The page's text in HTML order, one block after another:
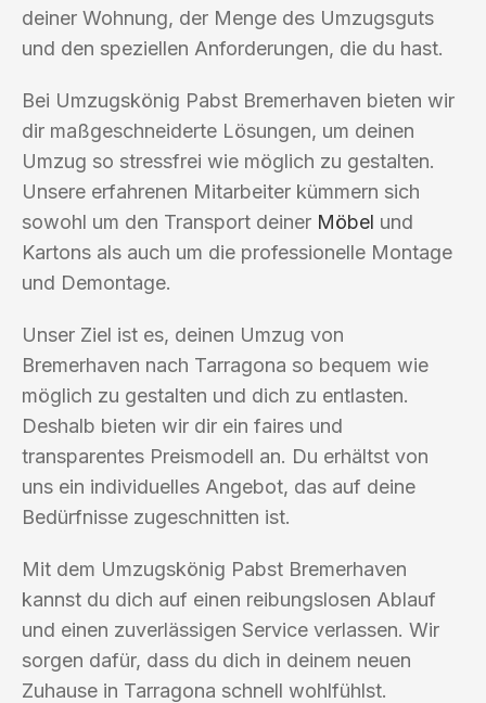
deiner Wohnung, der Menge des Umzugsguts
und den speziellen Anforderungen, die du hast.
Bei Umzugskönig Pabst Bremerhaven bieten wir
dir maßgeschneiderte Lösungen, um deinen
Umzug so stressfrei wie möglich zu gestalten.
Unsere erfahrenen Mitarbeiter kümmern sich
sowohl um den Transport deiner Möbel und
Kartons als auch um die professionelle Montage
und Demontage.
Unser Ziel ist es, deinen Umzug von
Bremerhaven nach Tarragona so bequem wie
möglich zu gestalten und dich zu entlasten.
Deshalb bieten wir dir ein faires und
transparentes Preismodell an. Du erhältst von
uns ein individuelles Angebot, das auf deine
Bedürfnisse zugeschnitten ist.
Mit dem Umzugskönig Pabst Bremerhaven
kannst du dich auf einen reibungslosen Ablauf
und einen zuverlässigen Service verlassen. Wir
sorgen dafür, dass du dich in deinem neuen
Zuhause in Tarragona schnell wohlfühlst.